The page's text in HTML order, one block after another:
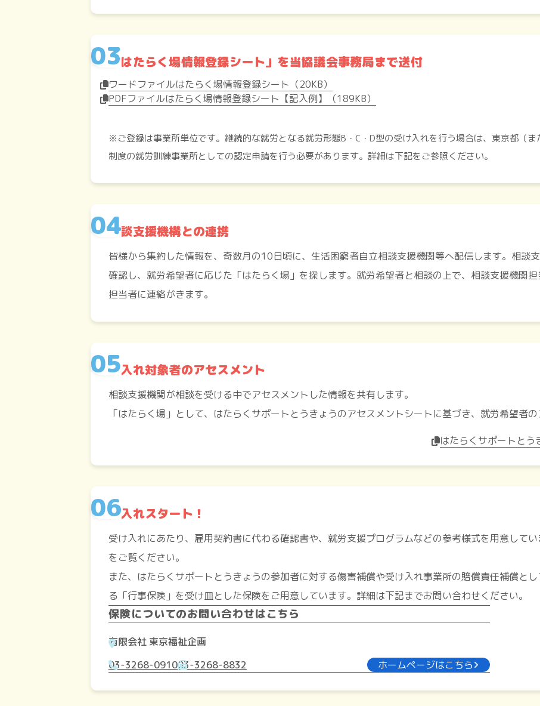
「はたらく場情報登録シート」を当協議会事務局まで送付
ワードファイルはたらく場情報登録シート（20KB）
PDFファイルはたらく場情報登録シート【記入例】（189KB）
※ご登録は事業所単位です。継続的な就労となる就労形態B・C・D型の受け入れを行う場合は、東京都（
制度の就労訓練事業所としての認定申請を行う必要があります。詳細は下記をご参照ください。
相談支援機構との連携
皆様から集約した情報を、奇数月の10日頃に、生活困窮者自立相談支援機関等へ配信します。相談
確認し、就労希望者に応じた「はたらく場」を探します。就労希望者と相談の上で、相談支援機関
担当者に連絡がきます。
受入れ対象者のアセスメント
相談支援機関が相談を受ける中でアセスメントした情報を共有します。
「はたらく場」として、はたらくサポートとうきょうのアセスメントシートに基づき、就労希望者の
はたらくサポートとう
受入れスタート！
受け入れにあたり、雇用契約書に代わる確認書や、就労支援プログラムなどの参考様式を用意して
をご覧ください。
また、はたらくサポートとうきょうの参加者に対する傷害補償や受け入れ事業所の賠償責任補償と
る「行事保険」を受け皿とした保険をご用意しています。詳細は下記までお問い合わせください。
保険についてのお問い合わせはこちら
有限会社 東京福祉企画
03-3268-091003-3268-8832 ホームページはこちら